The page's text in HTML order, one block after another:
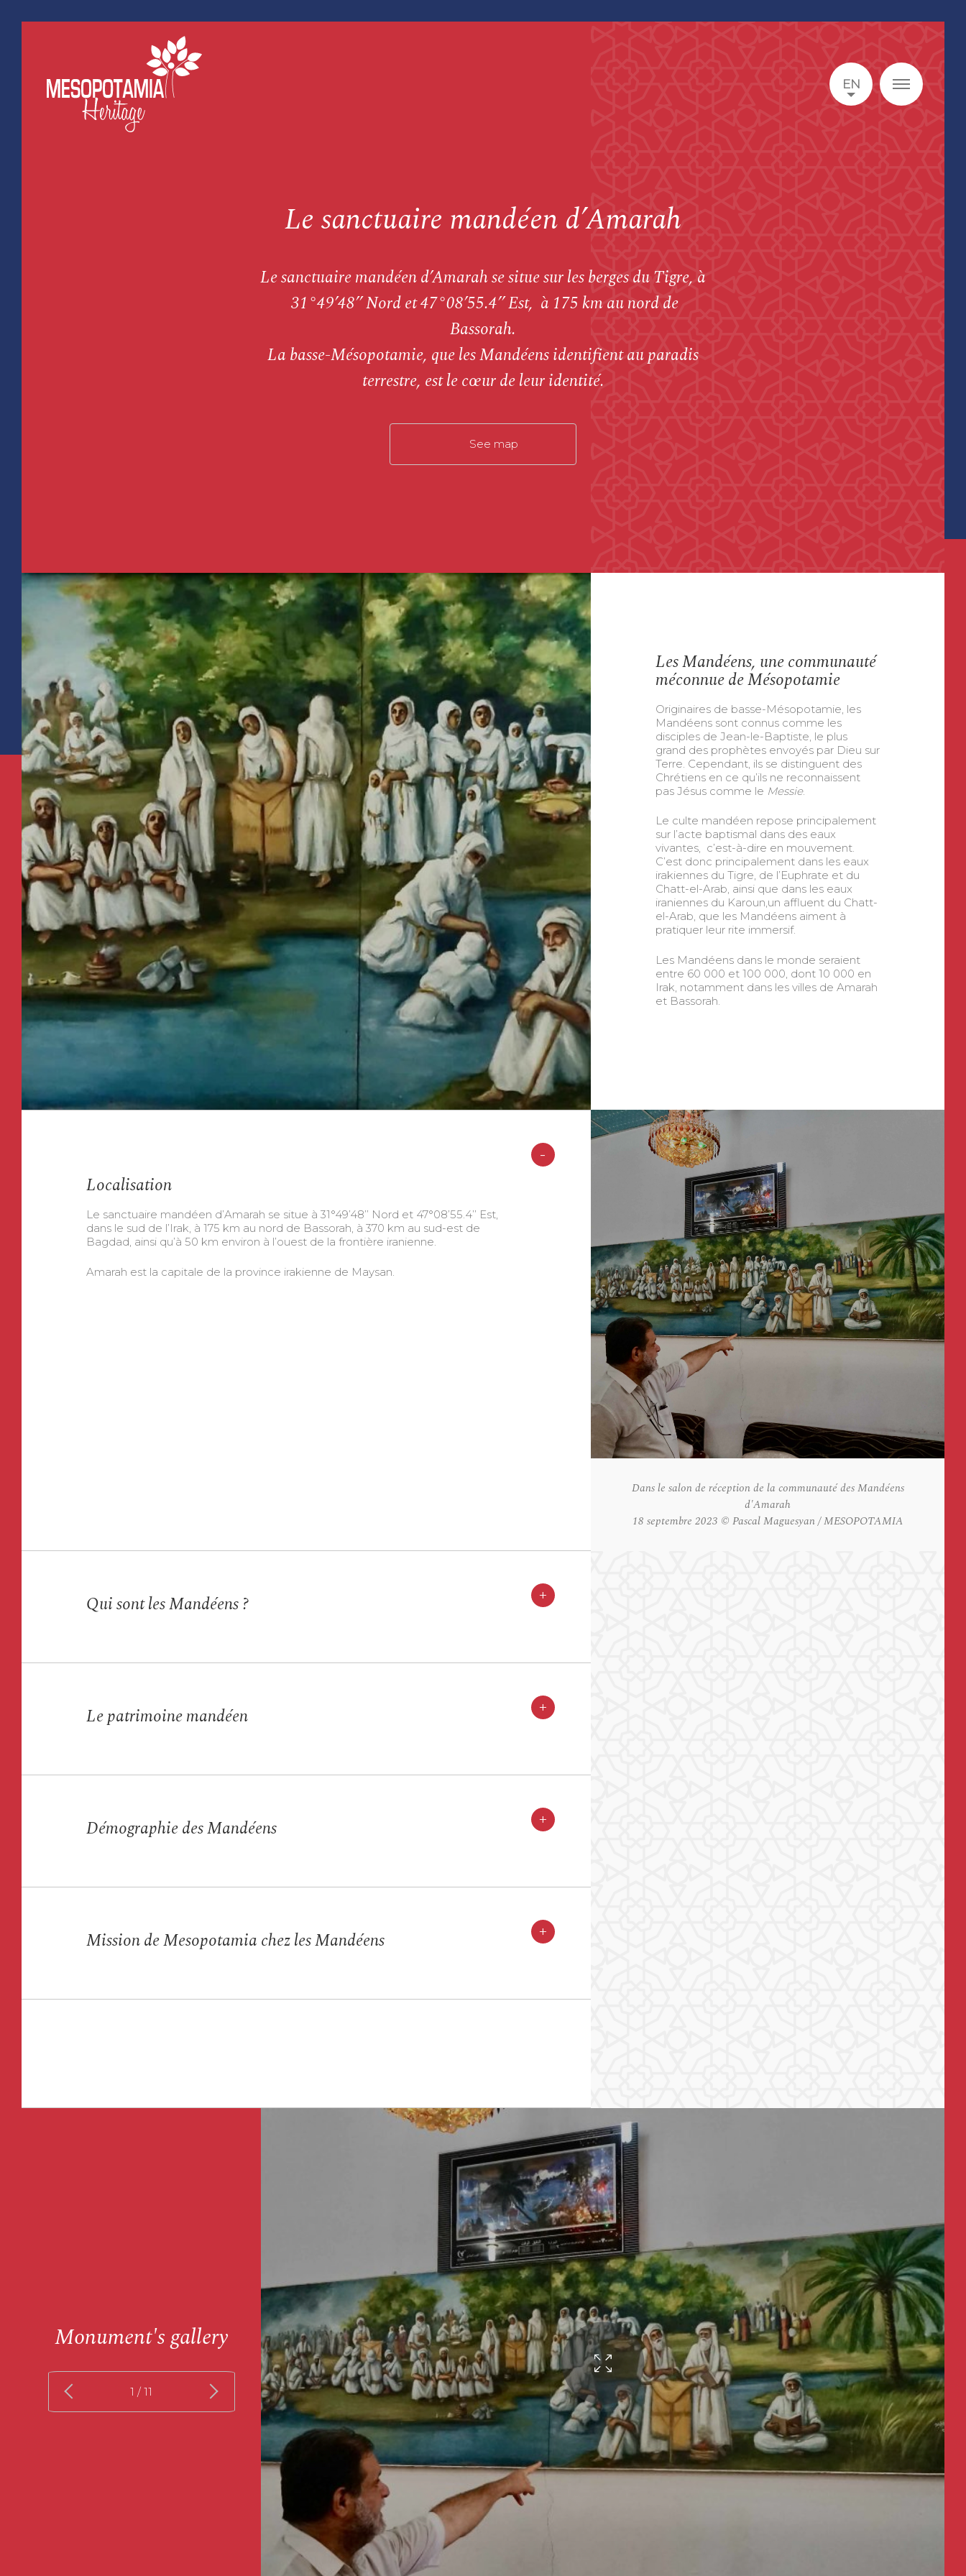
EN
Le sanctuaire mandéen d’Amarah
Le sanctuaire mandéen d’Amarah se situe sur les berges du Tigre, à
31°49’48’’ Nord et 47°08’55.4’’ Est, à 175 km au nord de
Bassorah.
La basse-Mésopotamie, que les Mandéensidentifient au paradis
terrestre, est le cœur de leur identité.
See map
Les Mandéens, une communauté
méconnue de Mésopotamie
Originaires de basse-Mésopotamie, les
Mandéens sont connus comme les
disciples de Jean-le-Baptiste, le plus
grand des prophètes envoyés par Dieu sur
Terre. Cependant, ils se distinguent des
Chrétiens en ce qu’ils ne reconnaissent
pas Jésus comme le Messie.
Le culte mandéen repose principalement
sur l’acte baptismal dans des eaux
vivantes, c’est-à-dire en mouvement.
C’est donc principalement dans les eaux
irakiennes du Tigre, de l’Euphrate et du
Chatt-el-Arab, ainsi que dans les eaux
iraniennes du Karoun,un affluent du Chatt-
el-Arab, que les Mandéens aiment à
pratiquer leur rite immersif.
Les Mandéens dans le monde seraient
entre 60 000 et 100 000, dont 10 000 en
Irak, notamment dans les villes de Amarah
et Bassorah.
-
Localisation
Le sanctuaire mandéen d’Amarah se situe à 31°49’48’’ Nord et 47°08’55.4’’ Est,
dans le sud de l’Irak, à 175 km au nord de Bassorah, à 370 km au sud-est de
Bagdad, ainsi qu’à 50 km environ à l’ouest de la frontière iranienne.
Amarah est la capitale de la province irakienne de Maysan.
Dans le salon de réception de la communauté des Mandéens
d'Amarah
18 septembre 2023 © Pascal Maguesyan / MESOPOTAMIA
+
Qui sont les Mandéens ?
+
Le patrimoine mandéen
+
Démographie des Mandéens
+
Mission de Mesopotamia chez les Mandéens
Monument's gallery
1 / 11